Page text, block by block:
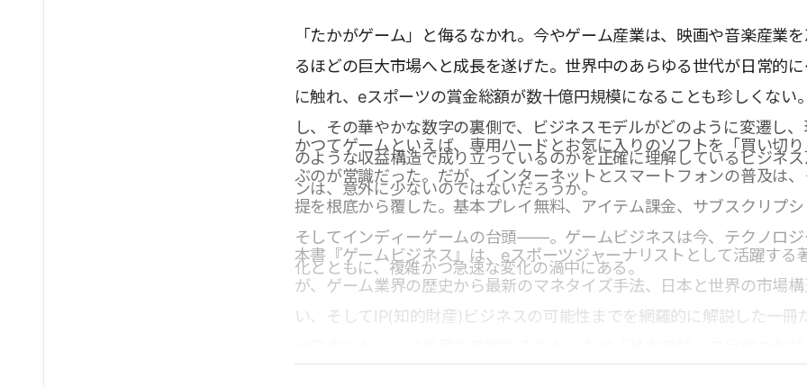
「たかがゲーム」と侮るなかれ。今やゲーム産業は、映画や音楽産業
るほどの巨大市場へと成長を遂げた。世界中のあらゆる世代が日常的
に触れ、eスポーツの賞金総額が数十億円規模になることも珍しくない
し、その華やかな数字の裏側で、ビジネスモデルがどのように変遷し、
のような収益構造で成り立っているのかを正確に理解しているビジネ
ンは、意外に少ないのではないだろうか。
かつてゲームといえば、専用ハードとお気に入りのソフトを「買い切
ぶのが常識だった。だが、インターネットとスマートフォンの普及は
提を根底から覆した。基本プレイ無料、アイテム課金、サブスクリプシ
そしてインディーゲームの台頭――。ゲームビジネスは今、テクノロジ
化とともに、複雑かつ急速な変化の渦中にある。
本書『ゲームビジネス』は、eスポーツジャーナリストとして活躍する
が、ゲーム業界の歴史から最新のマネタイズ手法、日本と世界の市場
い、そしてIP(知的財産)ビジネスの可能性までを網羅的に解説した一冊